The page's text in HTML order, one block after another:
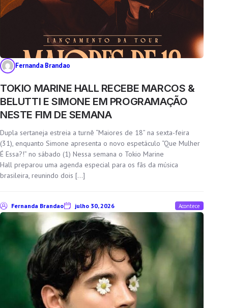
Fernanda Brandao
TOKIO MARINE HALL RECEBE MARCOS &
BELUTTI E SIMONE EM PROGRAMAÇÃO
NESTE FIM DE SEMANA
Dupla sertaneja estreia a turnê “Maiores de 18” na sexta-feira
(31), enquanto Simone apresenta o novo espetáculo “Que Mulher
É Essa?!” no sábado (1) Nessa semana o Tokio Marine
Hall preparou uma agenda especial para os fãs da música
brasileira, reunindo dois […]
Fernanda Brandao julho 30, 2026 Acontece